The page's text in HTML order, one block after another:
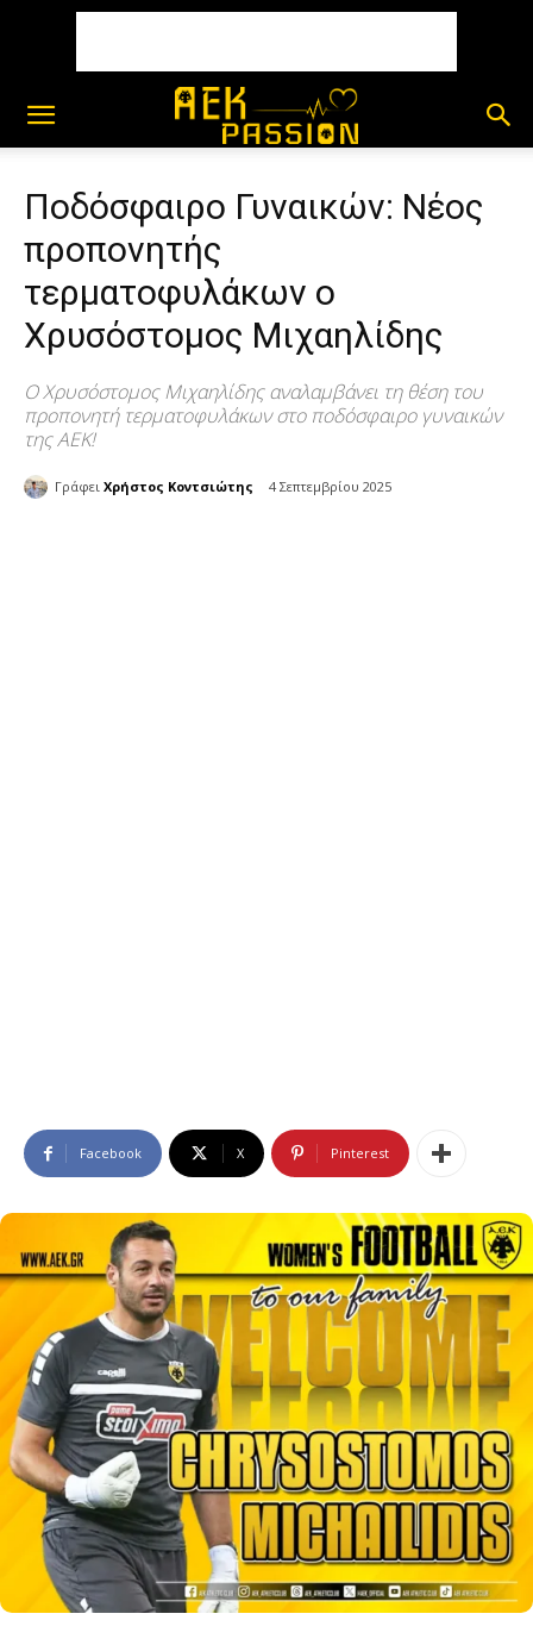
Ποδόσφαιρο Γυναικών: Νέος
προπονητής
τερματοφυλάκων ο
Χρυσόστομος Μιχαηλίδης
Ο Χρυσόστομος Μιχαηλίδης αναλαμβάνει τη θέση του
προπονητή τερματοφυλάκων στο ποδόσφαιρο γυναικών
της ΑΕΚ!
Γράφει Χρήστος Κοντσιώτης 4 Σεπτεμβρίου 2025
Facebook X Pinterest